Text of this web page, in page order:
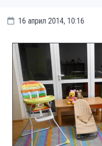
16 април 2014, 10:16